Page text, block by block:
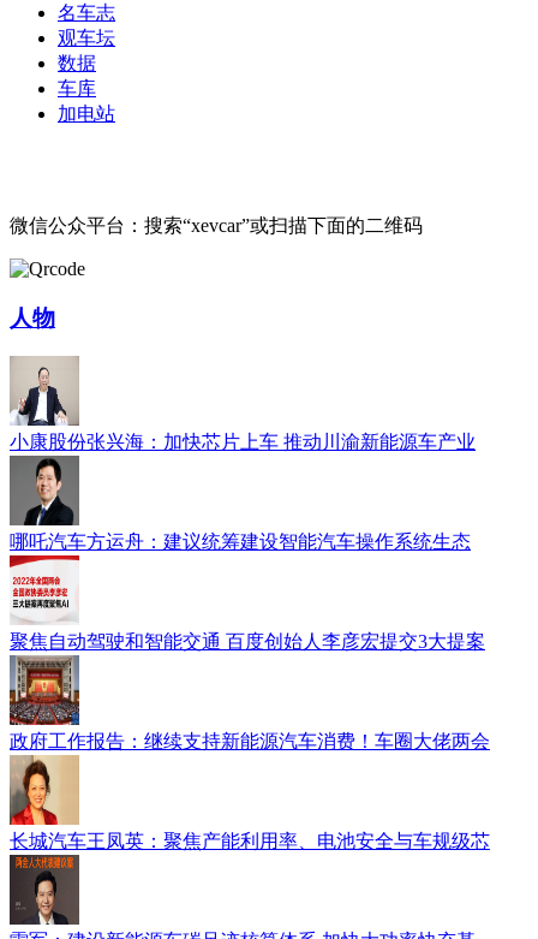
名车志
观车坛
数据
车库
加电站
微信公众平台：搜索“xevcar”或扫描下面的二维码
人物
小康股份张兴海：加快芯片上车 推动川渝新能源车产业
哪吒汽车方运舟：建议统筹建设智能汽车操作系统生态
聚焦自动驾驶和智能交通 百度创始人李彦宏提交3大提案
政府工作报告：继续支持新能源汽车消费！车圈大佬两会
长城汽车王凤英：聚焦产能利用率、电池安全与车规级芯